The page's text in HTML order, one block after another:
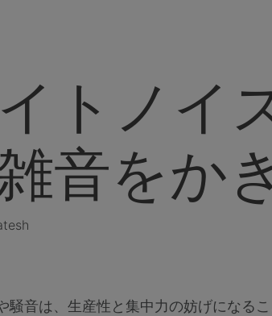
トノイ
音をか
騒音は、生産性と集中力の妨げになる